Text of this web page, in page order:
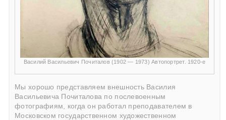
Василий Васильевич Почиталов (1902 — 1973) Автопортрет. 1920-е
Мы хорошо представляем внешность Василия
Васильевича Почиталова по послевоенным
фотографиям, когда он работал преподавателем в
Московском государственном художественном